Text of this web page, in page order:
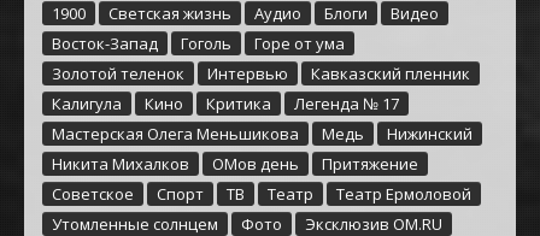
1900 Cветская жизнь Аудио Блоги
Видео
Восток-Запад
Гоголь
Горе от ума
Золотой теленок
Интервью
Кавказский пленник
Калигула
Кино Критика
Легенда № 17
Мастерская Олега Меньшикова
Медь
Нижинский
Никита Михалков
ОМов день
Притяжение
Советское
Спорт ТВ Театр
Театр Ермоловой
Утомленные солнцем
Фото Эксклюзив ОМ.RU